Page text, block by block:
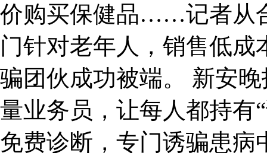
价购买保健品……记者从
门针对老年人，销售低
骗团伙成功被端。 新安
量业务员，让每人都持有
免费诊断，专门诱骗患